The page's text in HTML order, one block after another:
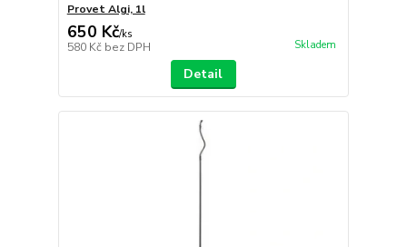
Provet Algi, 1l
650 Kč/ks
580 Kč bez DPH Skladem
Detail